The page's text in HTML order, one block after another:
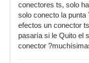
conectores ts, solo
solo conecto la punta
efectos un conector
pasaría si le Quito el
conector